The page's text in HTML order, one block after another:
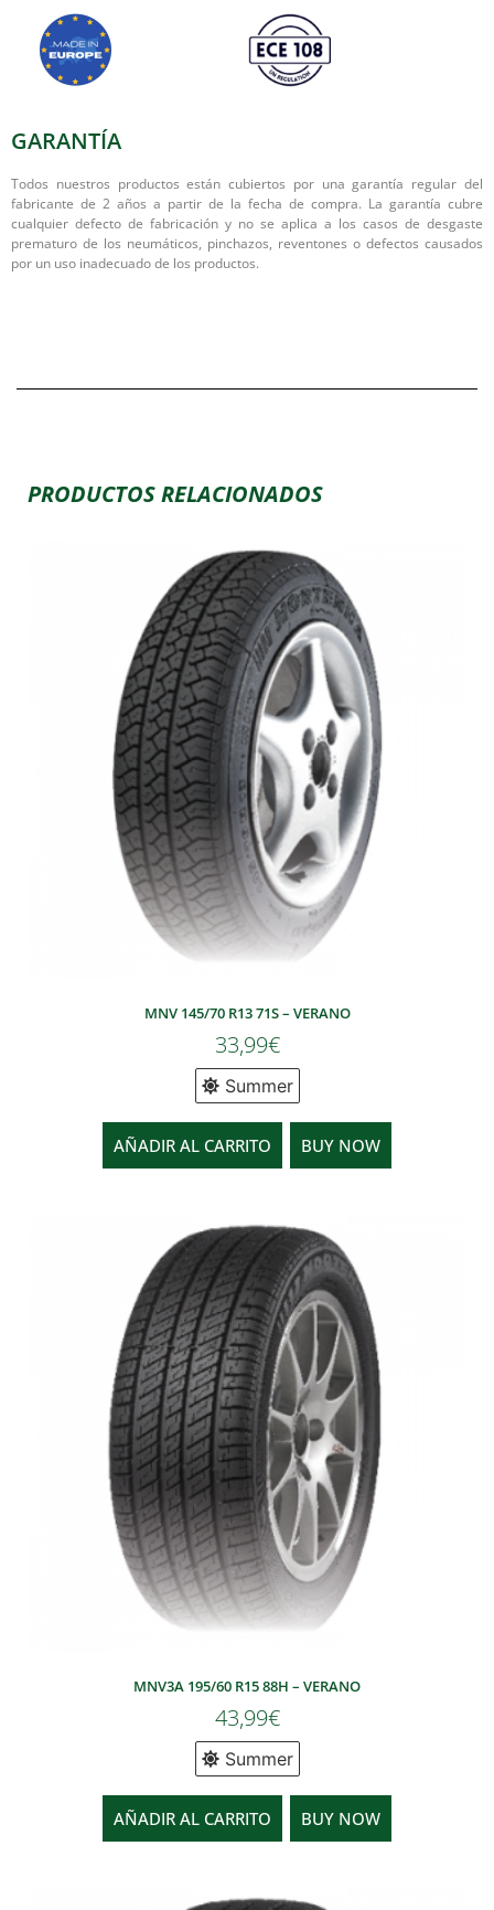
GARANTÍA
Todos nuestros productos están cubiertos por una garantía regular del
fabricante de 2 años a partir de la fecha de compra. La garantía cubre
cualquier defecto de fabricación y no se aplica a los casos de desgaste
prematuro de los neumáticos, pinchazos, reventones o defectos causados
por un uso inadecuado de los productos.
PRODUCTOS RELACIONADOS
MNV 145/70 R13 71S – VERANO
33,99€
Summer
AÑADIR AL CARRITO BUY NOW
MNV3A 195/60 R15 88H – VERANO
43,99€
Summer
AÑADIR AL CARRITO BUY NOW